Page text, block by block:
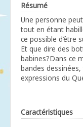
Résumé
Une personne
tout en étant
ce possible d’être
Et que dire des
babines?Dans ce
bandes
expressions du
Caractéristiques